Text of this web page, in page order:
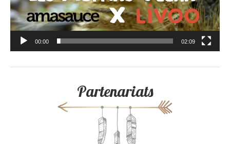
00:00 02:09
Partenariats